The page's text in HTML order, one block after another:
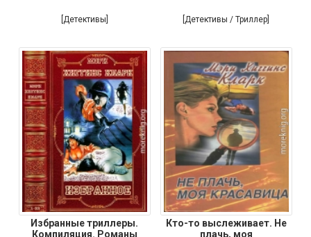
[Детективы] [Детективы / Триллер]
Избранные триллеры.
Компиляция. Романы
Кто-то выслеживает. Не
плачь, моя